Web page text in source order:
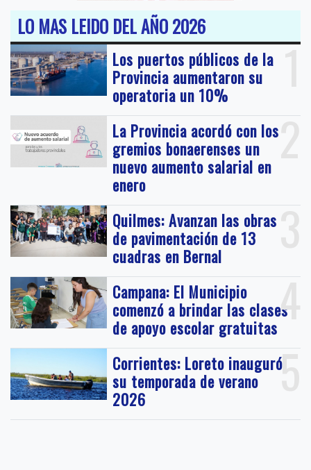
LO MAS LEIDO DEL AÑO 2026
1
Los puertos públicos de la
Provincia aumentaron su
operatoria un 10%
2
La Provincia acordó con los
gremios bonaerenses un
nuevo aumento salarial en
enero
3
Quilmes: Avanzan las obras
de pavimentación de 13
cuadras en Bernal
4
Campana: El Municipio
comenzó a brindar las clases
de apoyo escolar gratuitas
5
Corrientes: Loreto inauguró
su temporada de verano
2026